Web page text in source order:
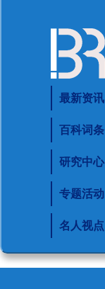
最新资讯
百科词条
研究中心
专题活动
名人视点